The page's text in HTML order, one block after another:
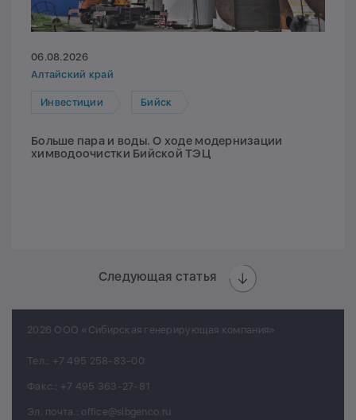
06.08.2026
Алтайский край
Инвестиции Бийск
Больше пара и воды. О ходе модернизации
химводоочистки Бийской ТЭЦ
Следующая статья
2026 ООО «Сибирская генерирующая компания»
Тел.: +7 495 258-83-00
Факс.: +7 495 363-27-81
Эл. почта.: office@sibgenco.ru